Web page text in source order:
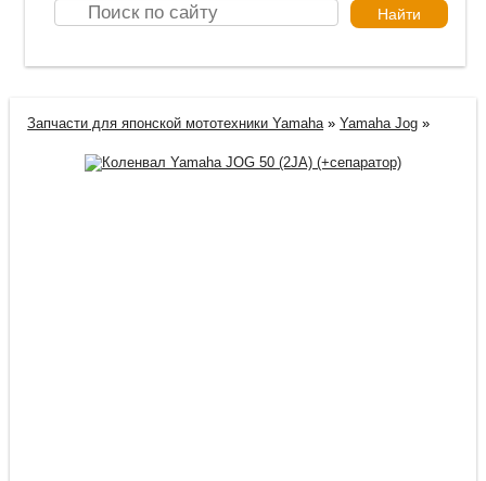
Запчасти для японской мототехники Yamaha»Yamaha Jog »